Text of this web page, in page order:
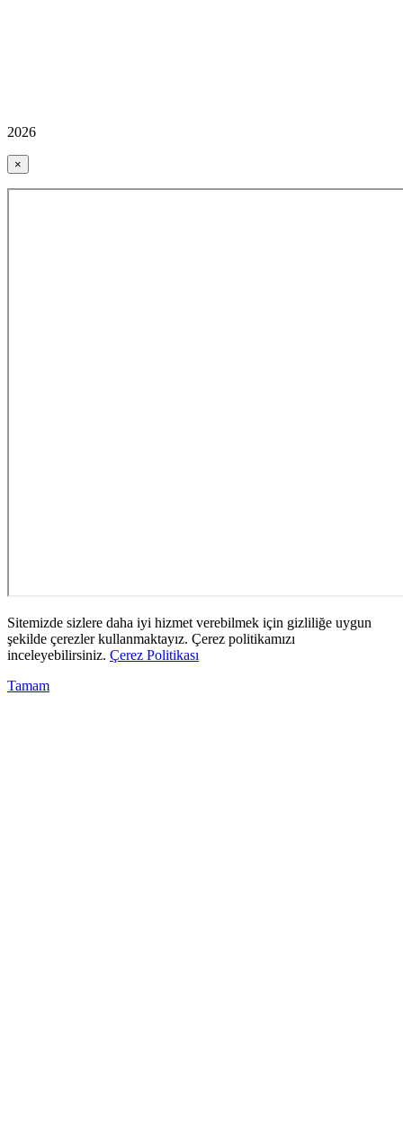
2026
×
Sitemizde sizlere daha iyi hizmet verebilmek için gizliliğe uygun
şekilde çerezler kullanmaktayız. Çerez politikamızı
inceleyebilirsiniz. Çerez Politikası
Tamam